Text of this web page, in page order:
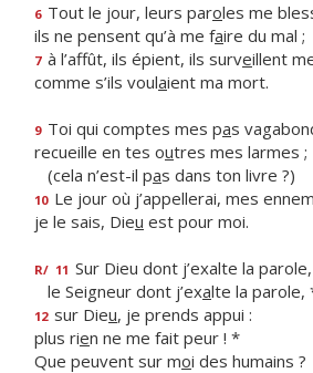
6 Tout le jour, leurs paroles me
ils ne pensent qu’à me faire du mal ;
7 à l’affût, ils épient, ils surveillent
comme s’ils voulaient ma mort.
9 Toi qui comptes mes pas
recueille en tes outres mes larmes ;
(cela n’est-il pas dans ton livre ?)
10 Le jour où j’appellerai, mes ennem
je le sais, Dieu est pour moi.
R/ 11 Sur Dieu dont j’exalte la parole,
le Seigneur dont j’exalte la parole,
12 sur Dieu, je prends appui :
plus rien ne me fait peur ! *
Que peuvent sur moi des humains ?